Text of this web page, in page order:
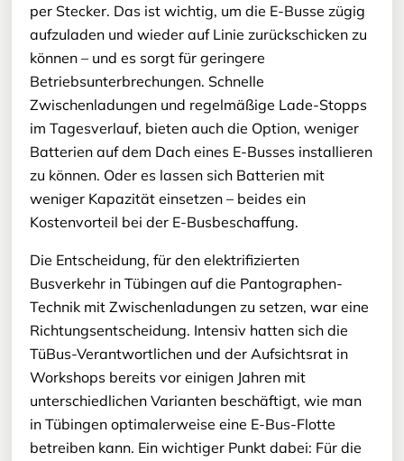
per Stecker. Das ist wichtig, um die E-Busse zügig
aufzuladen und wieder auf Linie zurückschicken zu
können – und es sorgt für geringere
Betriebsunterbrechungen. Schnelle
Zwischenladungen und regelmäßige Lade-Stopps
im Tagesverlauf, bieten auch die Option, weniger
Batterien auf dem Dach eines E-Busses installieren
zu können. Oder es lassen sich Batterien mit
weniger Kapazität einsetzen – beides ein
Kostenvorteil bei der E-Busbeschaffung.
Die Entscheidung, für den elektrifizierten
Busverkehr in Tübingen auf die Pantographen-
Technik mit Zwischenladungen zu setzen, war eine
Richtungsentscheidung. Intensiv hatten sich die
TüBus-Verantwortlichen und der Aufsichtsrat in
Workshops bereits vor einigen Jahren mit
unterschiedlichen Varianten beschäftigt, wie man
in Tübingen optimalerweise eine E-Bus-Flotte
betreiben kann. Ein wichtiger Punkt dabei: Für die